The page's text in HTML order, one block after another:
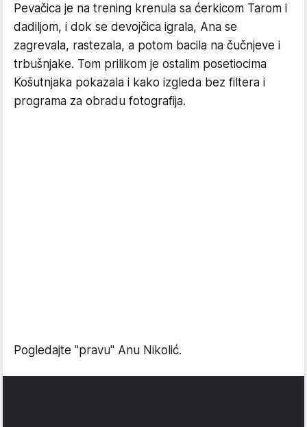
Pevačica je na trening krenula sa ćerkicom Tarom i
dadiljom, i dok se devojčica igrala, Ana se
zagrevala, rastezala, a potom bacila na čučnjeve i
trbušnjake. Tom prilikom je ostalim posetiocima
Košutnjaka pokazala i kako izgleda bez filtera i
programa za obradu fotografija.
Pogledajte "pravu" Anu Nikolić.